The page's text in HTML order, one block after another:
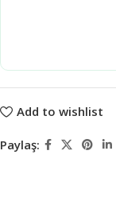
Add to wishlist
Paylaş: